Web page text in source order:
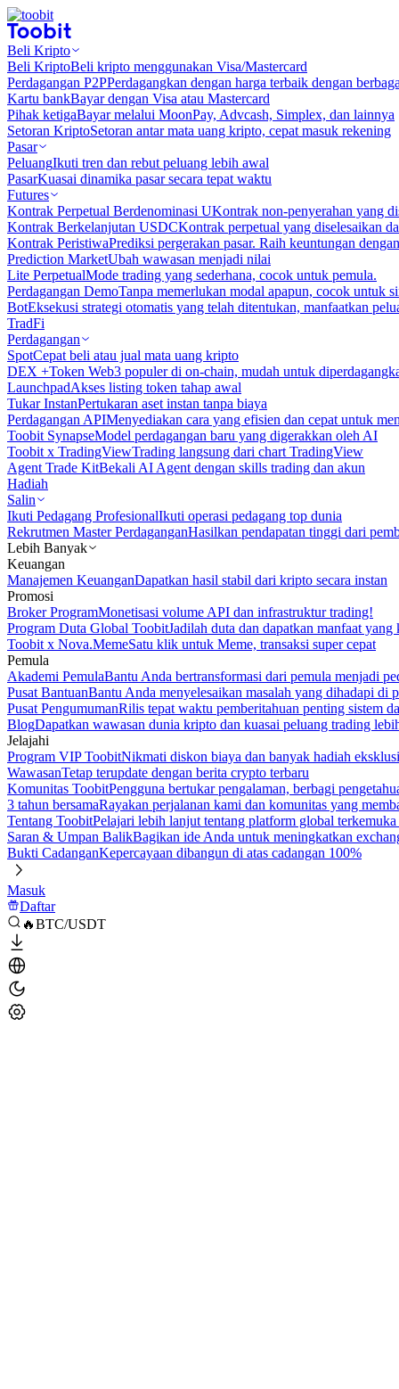
Beli Kripto
Beli KriptoBeli kripto menggunakan Visa/Mastercard
Perdagangan P2PPerdagangkan dengan harga terbaik dengan
Kartu bankBayar dengan Visa atau Mastercard
Pihak ketigaBayar melalui MoonPay, Advcash, Simplex, dan lainnya
Setoran KriptoSetoran antar mata uang kripto, cepat masuk rekening
Pasar
PeluangIkuti tren dan rebut peluang lebih awal
PasarKuasai dinamika pasar secara tepat waktu
Futures
Kontrak Perpetual Berdenominasi UKontrak non-penyerahan yang
Kontrak Berkelanjutan USDCKontrak perpetual yang diselesaikan
Kontrak PeristiwaPrediksi pergerakan pasar. Raih keuntungan
Prediction MarketUbah wawasan menjadi nilai
Lite PerpetualMode trading yang sederhana, cocok untuk pemula.
Perdagangan DemoTanpa memerlukan modal apapun, cocok untuk
BotEksekusi strategi otomatis yang telah ditentukan, manfaatkan
TradFi
Perdagangan
SpotCepat beli atau jual mata uang kripto
DEX +Token Web3 populer di on-chain, mudah untuk
LaunchpadAkses listing token tahap awal
Tukar InstanPertukaran aset instan tanpa biaya
Perdagangan APIMenyediakan cara yang efisien dan cepat untuk
Toobit SynapseModel perdagangan baru yang digerakkan oleh AI
Toobit x TradingViewTrading langsung dari chart TradingView
Agent Trade KitBekali AI Agent dengan skills trading dan akun
Hadiah
Salin
Ikuti Pedagang ProfesionalIkuti operasi pedagang top dunia
Rekrutmen Master PerdaganganHasilkan pendapatan tinggi dari
Lebih Banyak
Keuangan
Manajemen KeuanganDapatkan hasil stabil dari kripto secara instan
Promosi
Broker ProgramMonetisasi volume API dan infrastruktur trading!
Program Duta Global ToobitJadilah duta dan dapatkan manfaat
Toobit x Nova.MemeSatu klik untuk Meme, transaksi super cepat
Pemula
Akademi PemulaBantu Anda bertransformasi dari pemula menjadi
Pusat BantuanBantu Anda menyelesaikan masalah yang dihadapi di
Pusat PengumumanRilis tepat waktu pemberitahuan penting sistem
BlogDapatkan wawasan dunia kripto dan kuasai peluang trading
Jelajahi
Program VIP ToobitNikmati diskon biaya dan banyak hadiah
WawasanTetap terupdate dengan berita crypto terbaru
Komunitas ToobitPengguna bertukar pengalaman, berbagi
3 tahun bersamaRayakan perjalanan kami dan komunitas yang
Tentang ToobitPelajari lebih lanjut tentang platform global
Saran & Umpan BalikBagikan ide Anda untuk meningkatkan
Bukti CadanganKepercayaan dibangun di atas cadangan 100%
Masuk
Daftar
🔥BTC/USDT